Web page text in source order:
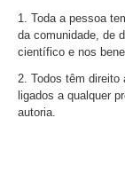
1. Toda a pessoa
da comunidade, de
científico e nos
2. Todos têm direito
ligados a qualquer
autoria.